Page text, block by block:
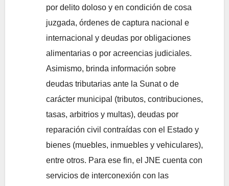
por delito doloso y en condición de cosa
juzgada, órdenes de captura nacional e
internacional y deudas por obligaciones
alimentarias o por acreencias judiciales.
Asimismo, brinda información sobre
deudas tributarias ante la Sunat o de
carácter municipal (tributos, contribuciones,
tasas, arbitrios y multas), deudas por
reparación civil contraídas con el Estado y
bienes (muebles, inmuebles y vehiculares),
entre otros. Para ese fin, el JNE cuenta con
servicios de interconexión con las